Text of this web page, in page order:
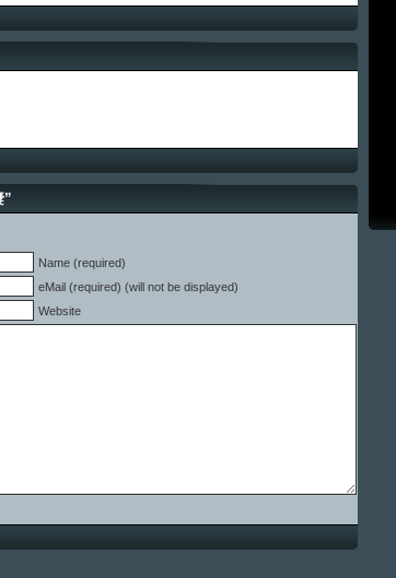
”
Name (required)
eMail (required) (will not be displayed)
Website